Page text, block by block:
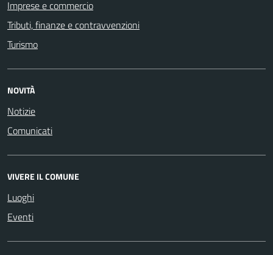
Imprese e commercio
Tributi, finanze e contravvenzioni
Turismo
NOVITÀ
Notizie
Comunicati
VIVERE IL COMUNE
Luoghi
Eventi